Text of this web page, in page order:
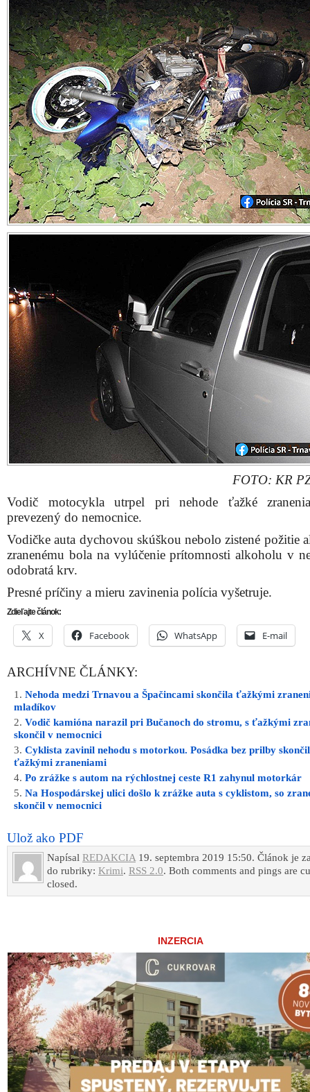
FOTO: KR
Vodič motocykla utrpel pri nehode ťažké
prevezený do nemocnice.
Vodičke auta dychovou skúškou nebolo zistené požitie
zranenému bola na vylúčenie prítomnosti alkoholu v
odobratá krv.
Presné príčiny a mieru zavinenia polícia vyšetruje.
Zdieľajte článok:
X Facebook WhatsApp E-mail
ARCHÍVNE ČLÁNKY:
Nehoda medzi Trnavou a Špačincami skončila ťažkými
mladíkov
Vodič kamióna narazil pri Bučanoch do stromu, s ťažkými
skončil v nemocnici
Cyklista zavinil nehodu s motorkou. Posádka bez prilby
ťažkými zraneniami
Po zrážke s autom na rýchlostnej ceste R1 zahynul motorkár
Na Hospodárskej ulici došlo k zrážke auta s cyklistom, so
skončil v nemocnici
Ulož ako PDF
Napísal REDAKCIA19. septembra 2019 15:50. Článok je
do rubriky: Krimi. RSS 2.0. Both comments and pings are
closed.
INZERCIA